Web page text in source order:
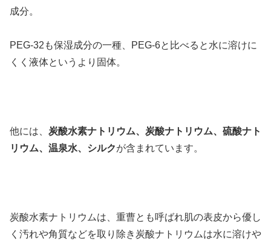
成分。
PEG-32も保湿成分の一種、PEG-6と比べると水に溶けに
くく液体というより固体。
他には、 炭酸水素ナトリウム、炭酸ナトリウム、硫酸ナト
リウム、温泉水、シルクが含まれています。
炭酸水素ナトリウムは、重曹とも呼ばれ肌の表皮から優し
く汚れや角質などを取り除き炭酸ナトリウムは水に溶けや